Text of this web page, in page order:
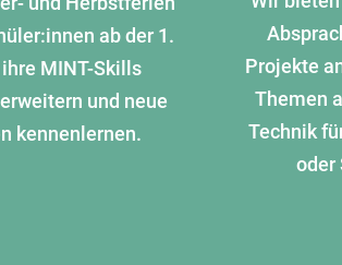
ab der 1.
MINT-Skills
und neue
kennenlernen.
Projekte
Themen
Technik
oder